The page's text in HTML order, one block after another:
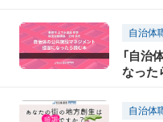
自治体
「自治
なった
自治体